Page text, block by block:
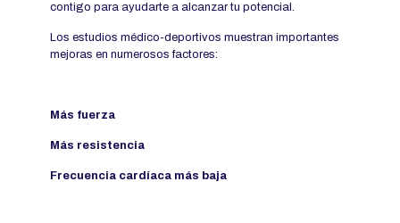
contigo para ayudarte a alcanzar tu potencial.
Los estudios médico-deportivos muestran importantes
mejoras en numerosos factores:
Más fuerza
Más resistencia
Frecuencia cardíaca más baja